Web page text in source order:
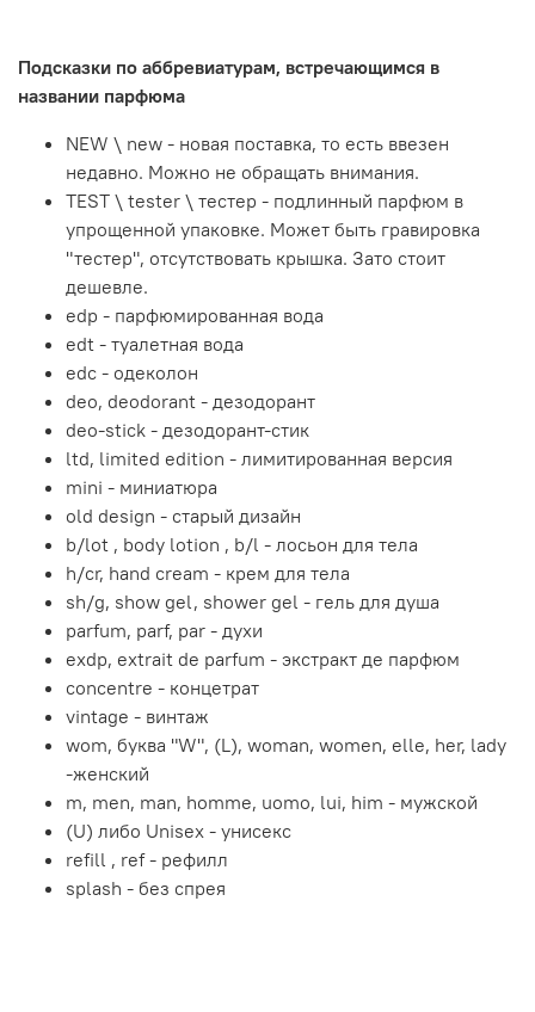
Подсказки по аббревиатурам, встречающимся в
названии парфюма
NEW \ new - новая поставка, то есть ввезен
недавно. Можно не обращать внимания.
TEST \ tester \ тестер - подлинный парфюм в
упрощенной упаковке. Может быть гравировка
"тестер", отсутствовать крышка. Зато стоит
дешевле.
edp - парфюмированная вода
edt - туалетная вода
edc - одеколон
deo, deodorant - дезодорант
deo-stick - дезодорант-стик
ltd, limited edition - лимитированная версия
mini - миниатюра
old design - старый дизайн
b/lot , body lotion , b/l - лосьон для тела
h/cr, hand cream - крем для тела
sh/g, show gel, shower gel - гель для душа
parfum, parf, par - духи
exdp, extrait de parfum - экстракт де парфюм
concentre - концетрат
vintage - винтаж
wom, буква "W", (L), woman, women, elle, her, lady
-женский
m, men, man, homme, uomo, lui, him - мужской
(U) либо Unisex - унисекс
refill , ref - рефилл
splash - без спрея